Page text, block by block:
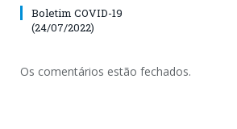
Boletim COVID-19
(24/07/2022)
Os comentários estão fechados.